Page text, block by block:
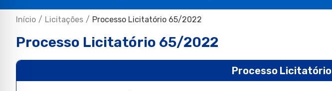
Início / Licitações / Processo Licitatório 65/2022
Processo Licitatório 65/2022
Processo Licitatório